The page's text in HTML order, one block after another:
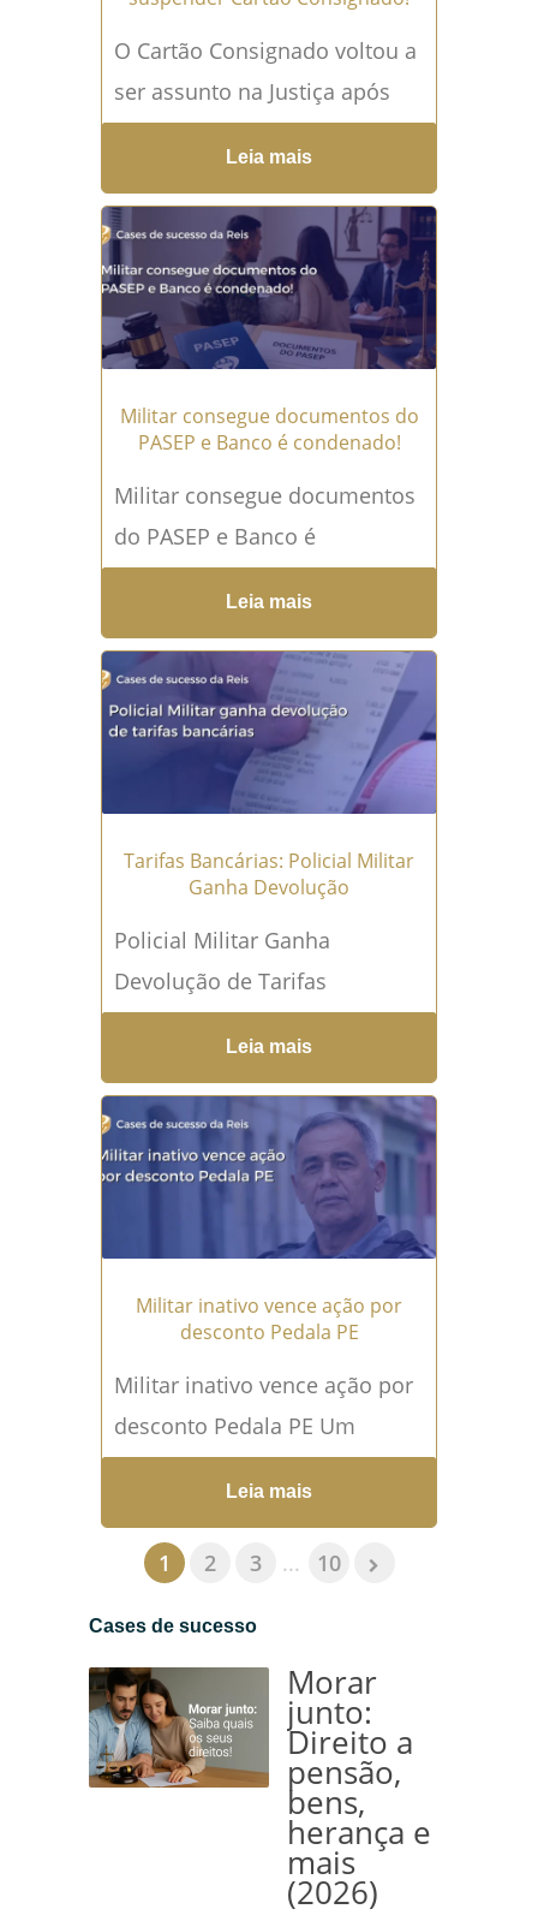
O Cartão Consignado voltou a
ser assunto na Justiça após
um policial militar reformado
de Pernambuco conseguir a
suspensão imediata de
descontos mensais...Leia
mais →
Leia mais
Militar consegue documentos do
PASEP e Banco é condenado!
Militar consegue documentos
do PASEP e Banco é
condenado PASEP é uma
palavra que carrega, para
muitos servidores públicos e
militares, uma...Leia mais →
Leia mais
Tarifas Bancárias: Policial Militar
Ganha Devolução
Policial Militar Ganha
Devolução de Tarifas
Bancárias A devolução de
tarifas bancárias tornou-se
uma questão decisiva para
dois policiais militares de
Pernambuco...Leia mais →
Leia mais
Militar inativo vence ação por
desconto Pedala PE
Militar inativo vence ação por
desconto Pedala PE Um
militar inativo venceu ação
por desconto Pedala PE após
ser surpreendido com
cobranças...
Leia mais
1 2 3 ... 10
Cases de sucesso
Morar
junto:
Direito a
pensão,
bens,
herança e
mais
(2026)